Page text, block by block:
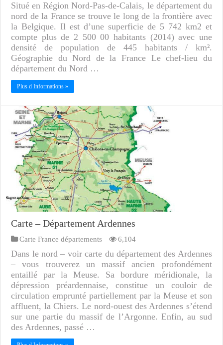
Situé en Région Nord-Pas-de-Calais, le département du
nord de la France se trouve le long de la frontière avec
la Belgique. Il est d’une superficie de 5 742 km2 et
compte plus de 2 500 00 habitants (2014) avec une
densité de population de 445 habitants / km².
Géographie du Nord de la France Le chef-lieu du
département du Nord …
Plus d Informations »
Carte – Département Ardennes
Carte France départements 6,104
Dans le nord – voir carte du département des Ardennes
– vous trouverez un massif ancien profondément
entaillé par la Meuse. Sa bordure méridionale, la
dépression préardennaise, constitue un couloir de
circulation emprunté partiellement par la Meuse et son
affluent, la Chiers. Le nord-ouest des Ardennes s’étend
sur une partie du massif de l’Argonne. Enfin, au sud
des Ardennes, passé …